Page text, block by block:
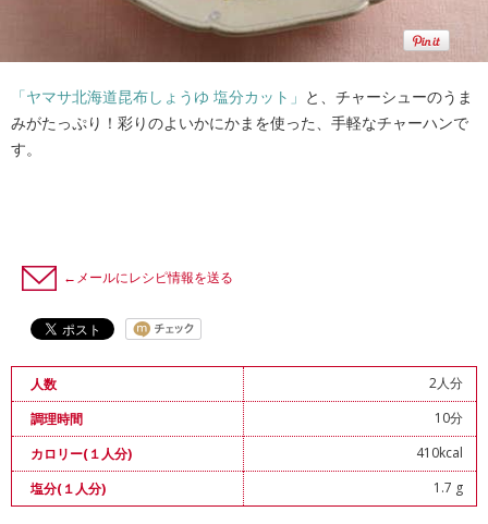
「ヤマサ北海道昆布しょうゆ 塩分カット」 と、チャーシューのうま
みがたっぷり！彩りのよいかにかまを使った、手軽なチャーハンで
す。
←メールにレシピ情報を送る
人数
2人分
調理時間
10分
カロリー(１人分)
410kcal
塩分(１人分)
1.7 g